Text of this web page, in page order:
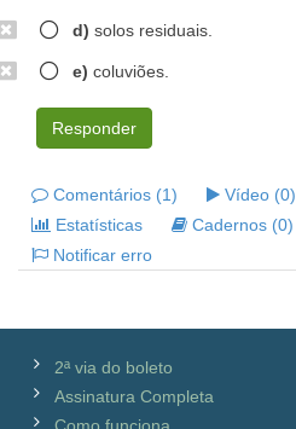
d) solos residuais.
e) coluviões.
Responder
Comentários (1) Vídeo (0)
Estatísticas
Cadernos (0)
Notificar erro
2ª via do boleto
Assinatura Completa